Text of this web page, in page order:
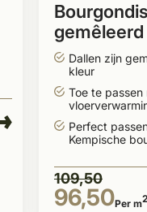
20 cm
Dallen zijn
kleur
Toe te passen
Perfect
Kempische
109,50
96,50Per m2